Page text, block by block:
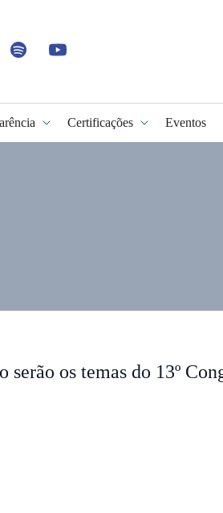
Certificações Eventos
os temas do 13º